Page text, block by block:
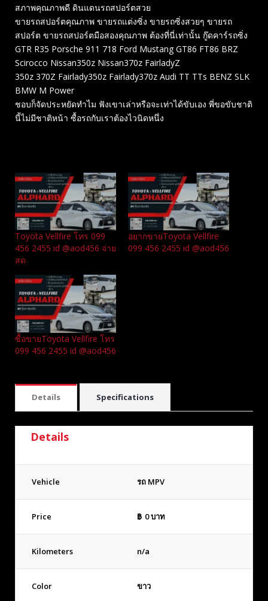
สภาพคุณภาพดี ดินแดนรถสปอร์ตสวย
ขายรถสปอร์ตคุณภาพ ขายรถแต่งซิ่ง ขายรถซิ่งสวยๆ ขายรถ
สปอร์ต ขายรถสปอร์ตมือสองคุณภาพ ต้องที่นี่เท่านั้น กู๊ดคาร์รถซิ่ง
GTR R35 Porsche 911 718 Ford Mustang GT86 FT86 BRZ
Scirocco Nissan350z Nissan370z FairladyZ
350z 370Z Fairlady350z Fairlady370z Audi TT TTs BENZ SLK
BMW M Power
ชอบก็จัดประหยัดทำไม ฟังเขาเล่าหรือจะเท่าได้ขับเอง พี่ขอขับชาติ
นี้ไม่มีชาติหน้า ซื้อรถกับเราต้องไวนิดหนึ่ง
Toyota Vellfire โทร 099
456 2455 id @aod456 จ่าย
สด
อยากขายToyota Vellfire
099 456 2455 id @aod456
ซื้อขายToyota Vellfire โทร
099 456 2455 id @aod456
Details Specifications
Details
Vehicle รถ MPV
Price ฿ 0บาท
Kilometers n/a
Color ขาว